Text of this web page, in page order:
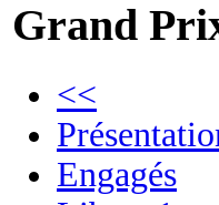
Grand
<<
Engagés